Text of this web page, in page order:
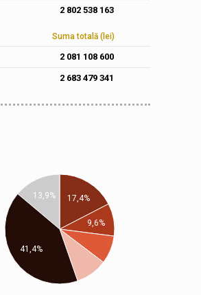
2 802 538 163
Suma totală (lei)
2 081 108 600
2 683 479 341
17,4%
9,6%
13,9%
41,4%